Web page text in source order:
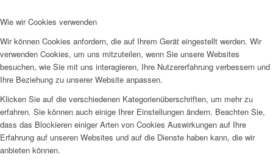
Wie wir Cookies verwenden
Wir können Cookies anfordern, die auf Ihrem Gerät eingestellt werden. Wir
verwenden Cookies, um uns mitzuteilen, wenn Sie unsere Websites
besuchen, wie Sie mit uns interagieren, Ihre Nutzererfahrung verbessern und
Ihre Beziehung zu unserer Website anpassen.
Klicken Sie auf die verschiedenen Kategorienüberschriften, um mehr zu
erfahren. Sie können auch einige Ihrer Einstellungen ändern. Beachten Sie,
dass das Blockieren einiger Arten von Cookies Auswirkungen auf Ihre
Erfahrung auf unseren Websites und auf die Dienste haben kann, die wir
anbieten können.